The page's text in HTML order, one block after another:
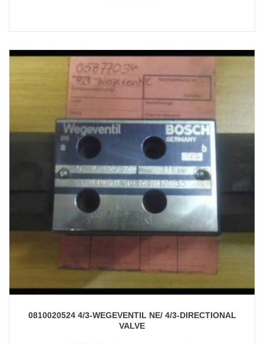
0810020524 4/3-WEGEVENTIL NE/ 4/3-DIRECTIONAL
VALVE